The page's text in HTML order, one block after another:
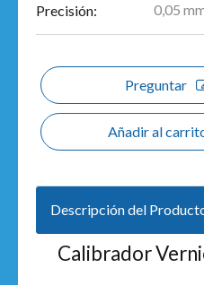
Precisión: 0,05
Preguntar
Añadir al
Descripción del
Calibrador